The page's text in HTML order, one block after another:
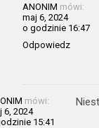
ANONIM mówi:
maj 6, 2024
o godzinie 16:47
Odpowiedz
mówi:
6, 2024
15:41